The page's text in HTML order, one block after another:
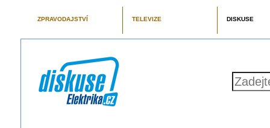
ZPRAVODAJSTVÍ TELEVIZE DISKUSE